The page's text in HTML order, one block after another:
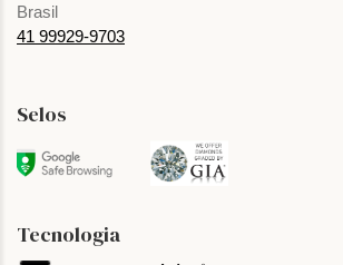
Brasil
41 99929-9703
Selos
Tecnologia